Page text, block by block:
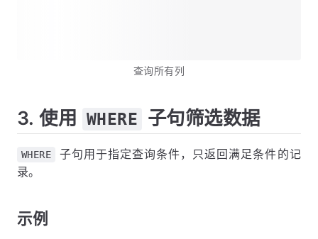
查询所有列
3. 使用 WHERE 子句筛选数据
WHERE
子句用于指定查询条件，只返回满足条件的记
录。
示例